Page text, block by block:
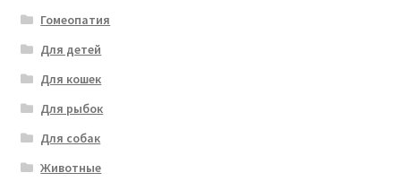
Гомеопатия
Для детей
Для кошек
Для рыбок
Для собак
Животные